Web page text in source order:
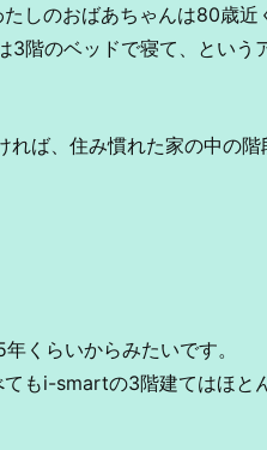
しのおばあちゃんは80歳近
3階のベッドで寝て、という
ば、住み慣れた家の中の階
くらいからみたいです。
もi-smartの3階建てはほと